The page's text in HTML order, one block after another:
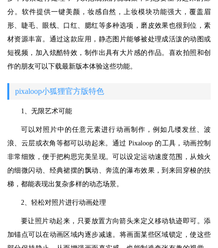
分。软件提供一键美颜，妆感自然，上妆模块功能强大，覆盖眉
形、睫毛、眼线、口红、腮红等多种选项，磨皮效果也很到位，素
材资源丰富。通过这款应用，静态图片能够被处理成活泼的动图或
短视频，加入炫酷特效，制作出具有大片感的作品。喜欢拍照和创
作的朋友可以下载最新版本体验这些功能。
pixaloop小狐狸官方版特色
1、无限艺术可能
可以对照片中的任意元素进行动画制作，例如几缕发丝、波
浪、云层或衣角等都可以动起来。通过 Pixaloop 的工具，动画控制
非常细致，便于把构思完美呈现。可以设定运动速度范围，从烛火
的细微闪动、经典裙摆的飘动、奔流的瀑布效果，到来回穿梭的扶
梯，都能表现出复杂多样的动态场景。
2、轻松对照片进行动画处理
要让照片动起来，只要放置方向箭头来定义移动轨迹即可。添
加锚点可以在动画区域内逐步减速。将画面某些区域锁定，使这些